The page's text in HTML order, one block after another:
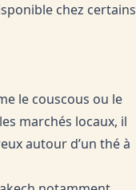
chez certains
le couscous ou le
marchés locaux, il
autour d’un thé à